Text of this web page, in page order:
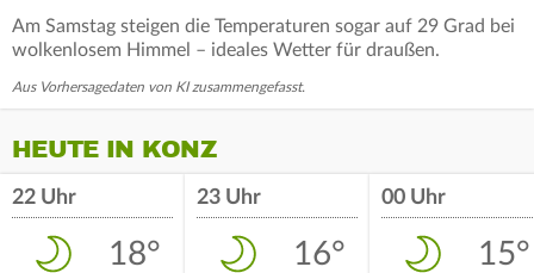
Am Samstag steigen die Temperaturen sogar auf 29 Grad bei
wolkenlosem Himmel – ideales Wetter für draußen.
Aus Vorhersagedaten von KI zusammengefasst.
HEUTE IN KONZ
22 Uhr
18°
23 Uhr
16°
00 Uhr
15°